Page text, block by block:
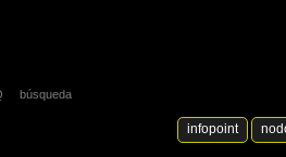
búsqueda
infopoint